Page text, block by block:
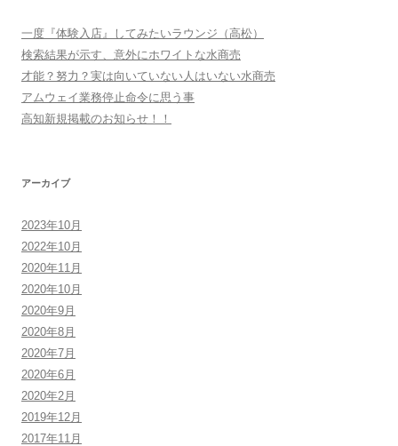
一度『体験入店』してみたいラウンジ（高松）
検索結果が示す、意外にホワイトな水商売
才能？努力？実は向いていない人はいない水商売
アムウェイ業務停止命令に思う事
高知新規掲載のお知らせ！！
アーカイブ
2023年10月
2022年10月
2020年11月
2020年10月
2020年9月
2020年8月
2020年7月
2020年6月
2020年2月
2019年12月
2017年11月